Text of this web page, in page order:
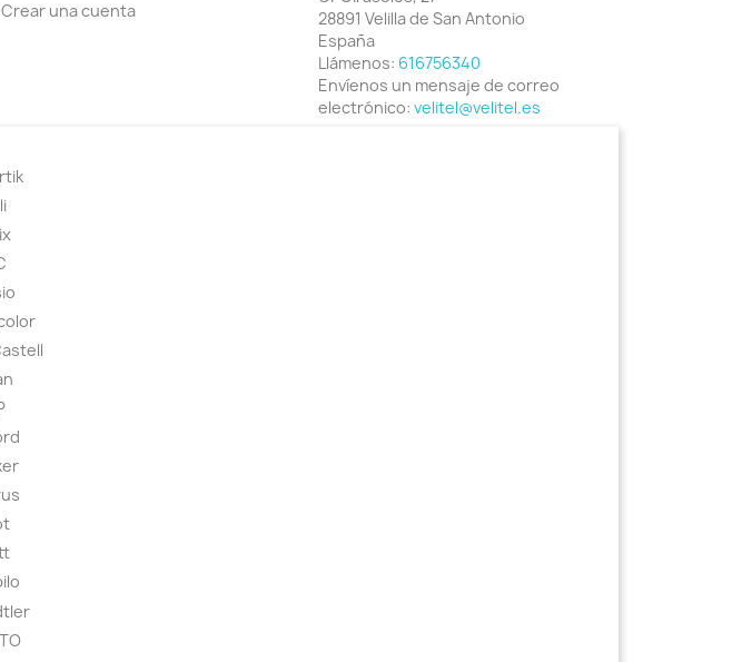
Crear una cuenta
28891 Velilla de San Antonio
España
Llámenos: 616756340
Envíenos un mensaje de correo
electrónico: velitel@velitel.es